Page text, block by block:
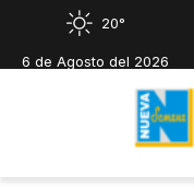
20°
6 de Agosto del 2026